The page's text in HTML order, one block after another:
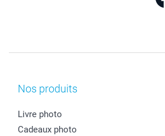
Nos produits
Livre photo
Cadeaux photo